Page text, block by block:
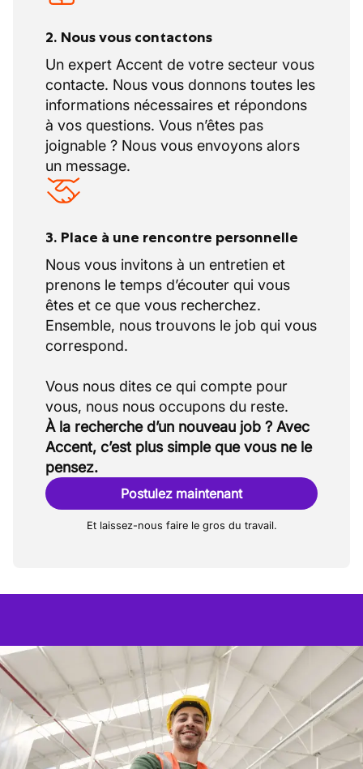
2. Nous vous contactons
Un expert Accent de votre secteur vous
contacte. Nous vous donnons toutes les
informations nécessaires et répondons
à vos questions. Vous n’êtes pas
joignable ? Nous vous envoyons alors
un message.
3. Place à une rencontre personnelle
Nous vous invitons à un entretien et
prenons le temps d’écouter qui vous
êtes et ce que vous recherchez.
Ensemble, nous trouvons le job qui vous
correspond.
Vous nous dites ce qui compte pour
À la recherche d’un nouveau job ? Avec
Accent, c’est plus simple que vous ne le
pensez.
Postulez maintenant
Et laissez-nous faire le gros du travail.